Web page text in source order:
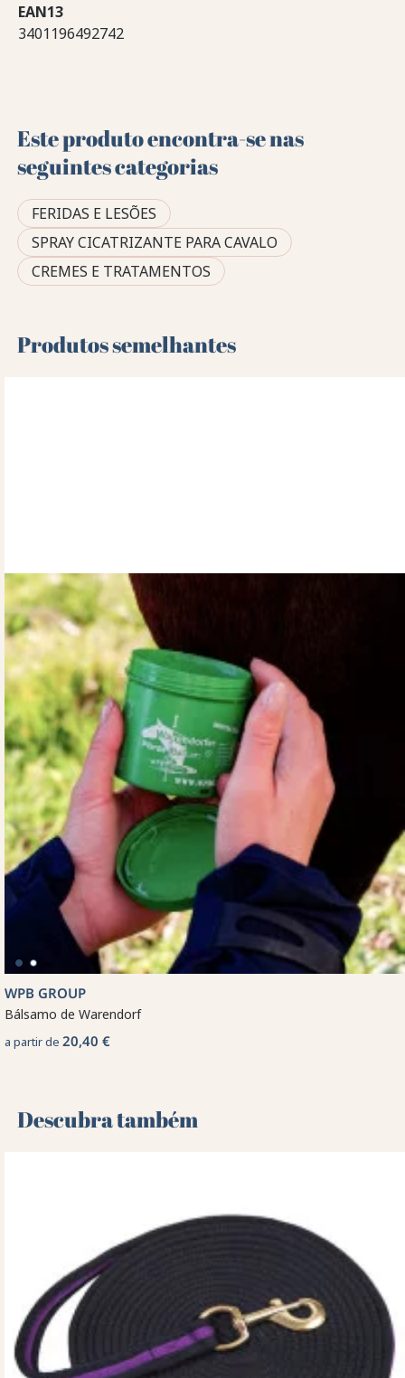
EAN13
3401196492742
Este produto encontra-se nas
seguintes categorias
FERIDAS E LESÕES
SPRAY CICATRIZANTE PARA CAVALO
CREMES E TRATAMENTOS
Produtos semelhantes
WPB GROUP
Bálsamo de Warendorf
a partir de 20,40 €
Descubra também 🌻